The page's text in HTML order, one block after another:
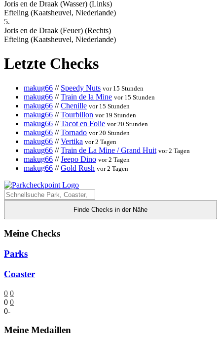
Joris en de Draak (Wasser) (Links)
Efteling (Kaatsheuvel, Niederlande)
5.
Joris en de Draak (Feuer) (Rechts)
Efteling (Kaatsheuvel, Niederlande)
Letzte Checks
makug66 // Speedy Nuts vor 15 Stunden
makug66 //Train de la Mine vor 15 Stunden
makug66 //Chenille vor 15 Stunden
makug66 //Tourbillon vor 19 Stunden
makug66 //Tacot en Folie vor 20 Stunden
makug66 //Tornado vor 20 Stunden
makug66 //Vertika vor 2 Tagen
makug66 //Train de La Mine / Grand Huit vor 2 Tagen
makug66 //Jeepo Dino vor 2 Tagen
makug66 //Gold Rush vor 2 Tagen
Finde Checks in der Nähe
Meine Checks
Parks
Coaster
0 0
0 0
0-
Meine Medaillen